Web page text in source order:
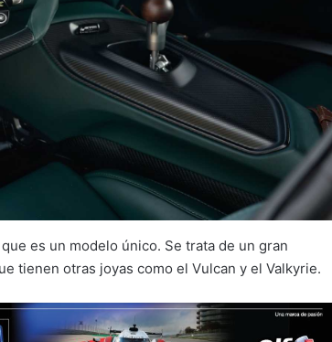
que es un modelo único. Se trata de un gran
tienen otras joyas como el Vulcan y el Valkyrie.